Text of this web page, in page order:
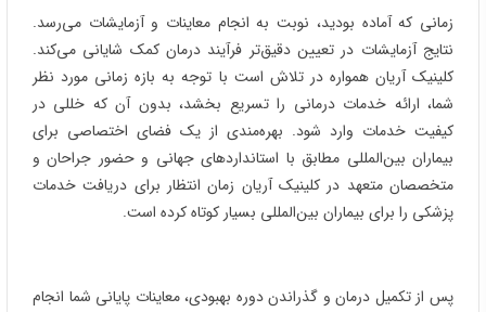
زمانی که آماده بودید، نوبت به انجام معاینات و آزمایشات می‌رسد.
نتایج آزمایشات در تعیین دقیق‌تر فرآیند درمان کمک شایانی می‌کند.
کلینیک آریان همواره در تلاش است با توجه به بازه زمانی مورد نظر
شما، ارائه خدمات درمانی را تسریع بخشد، بدون آن که خللی در
کیفیت خدمات وارد شود. بهره‌مندی از یک فضای اختصاصی برای
بیماران بین‌المللی مطابق با استانداردهای جهانی و حضور جراحان و
متخصصان متعهد در کلینیک آریان زمان انتظار برای دریافت خدمات
پزشکی را برای بیماران بین‌المللی بسیار کوتاه کرده است.
پس از تکمیل درمان و گذراندن دوره بهبودی، معاینات پایانی شما انجام